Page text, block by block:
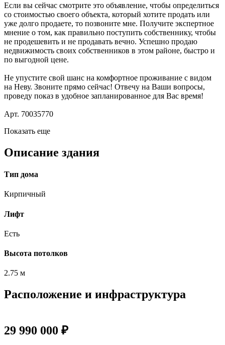
Если вы сейчас смотрите это объявление, чтобы определиться
со стоимостью своего объекта, который хотите продать или
уже долго продаете, то позвоните мне. Получите экспертное
мнение о том, как правильно поступить собственнику, чтобы
не продешевить и не продавать вечно. Успешно продаю
недвижимость своих собственников в этом районе, быстро и
по выгодной цене.
Не упустите свой шанс на комфортное проживание с видом
на Неву. Звоните прямо сейчас! Отвечу на Ваши вопросы,
проведу показ в удобное запланированное для Вас время!
Арт. 70035770
Показать еще
Описание здания
Тип дома
Кирпичный
Лифт
Есть
Высота потолков
2.75 м
Расположение и инфраструктура
29 990 000 ₽